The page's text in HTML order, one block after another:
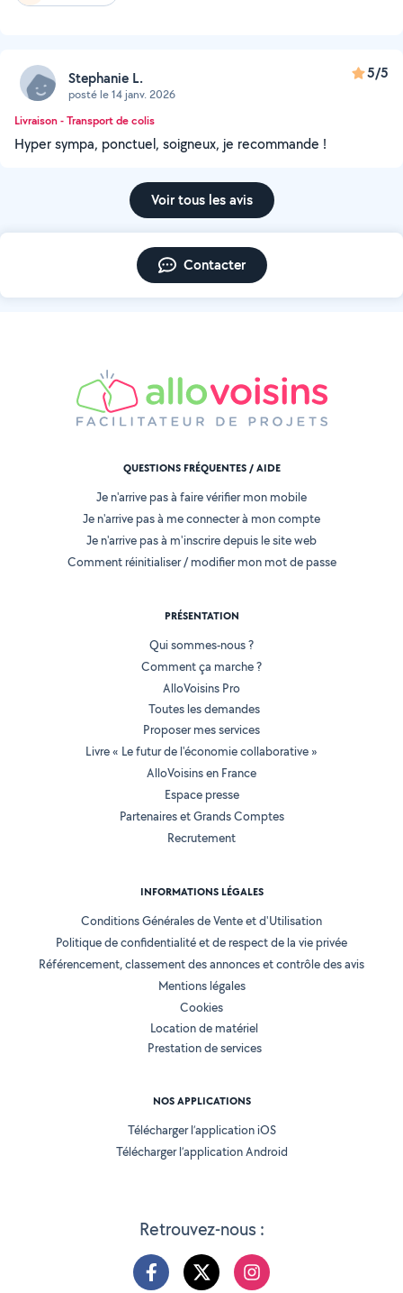
Stephanie L.
posté le 14 janv. 2026
5/5
Livraison - Transport de colis
Hyper sympa, ponctuel, soigneux, je recommande !
Voir tous les avis
Contacter
Retrouvez-nous :
QUESTIONS FRÉQUENTES / AIDE
Je n'arrive pas à faire vérifier mon mobile
Je n'arrive pas à me connecter à mon compte
Je n'arrive pas à m'inscrire depuis le site web
Comment réinitialiser / modifier mon mot de passe
PRÉSENTATION
Qui sommes-nous ?
Comment ça marche ?
AlloVoisins Pro
Toutes les demandes
Proposer mes services
Livre « Le futur de l'économie collaborative »
AlloVoisins en France
Espace presse
Partenaires et Grands Comptes
Recrutement
INFORMATIONS LÉGALES
Conditions Générales de Vente et d'Utilisation
Politique de confidentialité et de respect de la vie privée
Référencement, classement des annonces et contrôle des avis
Mentions légales
Cookies
Location de matériel
Prestation de services
NOS APPLICATIONS
Télécharger l’application iOS
Télécharger l’application Android